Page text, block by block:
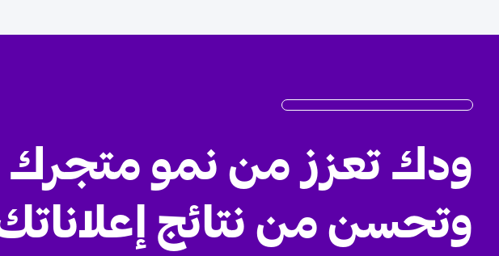
ودك تعزز من نمو متجرك
وتحسن من نتائج